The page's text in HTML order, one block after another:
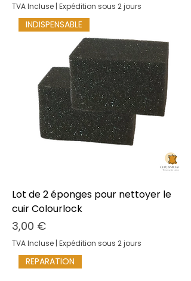
TVA Incluse | Expédition sous 2 jours
INDISPENSABLE
Lot de 2 éponges pour nettoyer le
cuir Colourlock
Prix
3,00 €
TVA Incluse | Expédition sous 2 jours
REPARATION